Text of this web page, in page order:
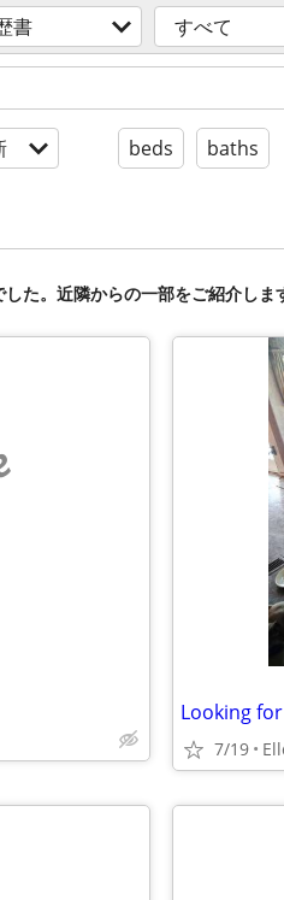
書 すべて
beds baths
た。近隣からの一部をご紹介しま
Looking
7/19